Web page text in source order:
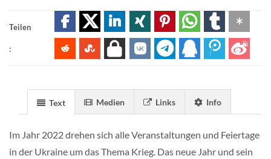
Teilen
:
Text Medien Links Info
Im Jahr 2022 drehen sich alle Veranstaltungen und Feiertage
in der Ukraine um das Thema Krieg. Das neue Jahr und sein